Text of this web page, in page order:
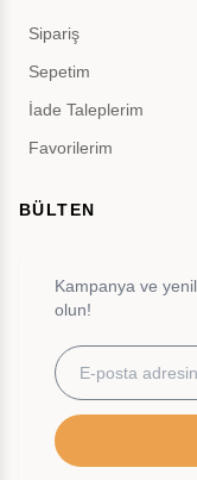
Sipariş
Sepetim
İade Taleplerim
Favorilerim
BÜLTEN
Kampanya ve
olun!